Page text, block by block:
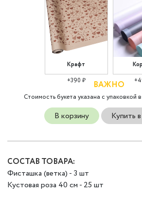
Крафт
+390 ₽
ВАЖНО
Стоимость букета указана с упаковкой
В корзину Купить
СОСТАВ ТОВАРА:
Фисташка (ветка) - 3 шт
Кустовая роза 40 см - 25 шт